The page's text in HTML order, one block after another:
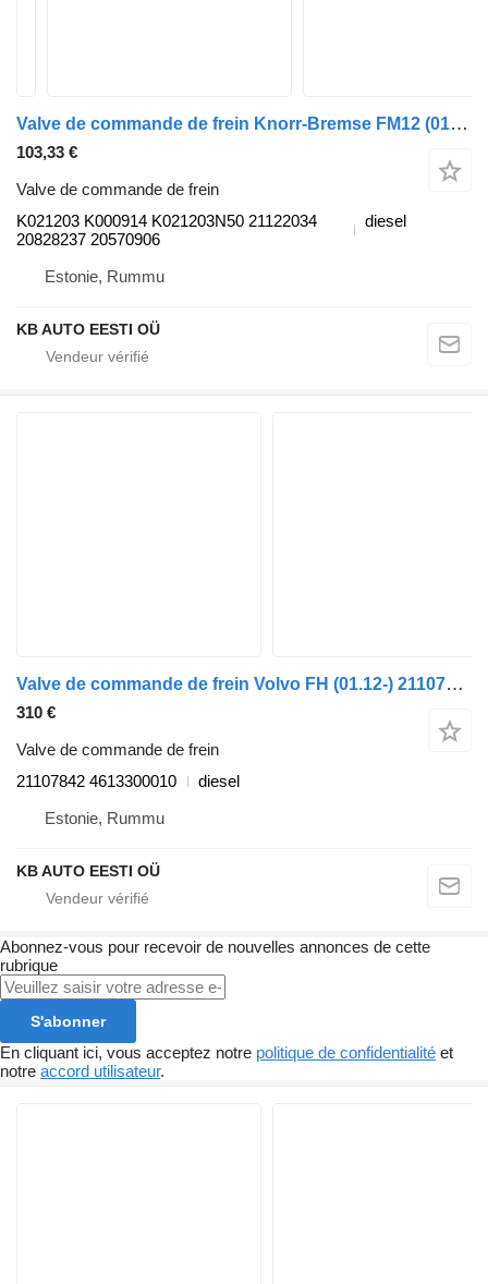
Valve de commande de frein Knorr-Bremse FM12 (01.98-12.05) K021203 pour camion Volvo FM7-FM12, FM, FMX (1998-2014)
103,33 €
Valve de commande de frein
K021203 K000914 K021203N50 21122034
20828237 20570906
diesel
Estonie, Rummu
KB AUTO EESTI OÜ
Valve de commande de frein Volvo FH (01.12-) 21107842 pour camion Volvo FH, FM, FMX-4 series (2013-)
310 €
Valve de commande de frein
21107842 4613300010
diesel
Estonie, Rummu
KB AUTO EESTI OÜ
Abonnez-vous pour recevoir de nouvelles annonces de cette
rubrique
S'abonner
En cliquant ici, vous acceptez notre politique de confidentialité et
notre accord utilisateur.